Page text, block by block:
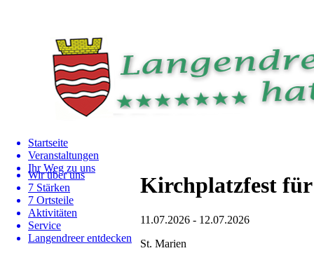
Startseite
Veranstaltungen
Ihr Weg zu uns
Wir über uns
7 Stärken
7 Ortsteile
Aktivitäten
Service
Langendreer entdecken
Kirchplatzfest für
11.07.2026 - 12.07.2026
St. Marien